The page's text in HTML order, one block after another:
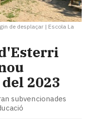
de desplaçar | Escola La
2023
subvencionades